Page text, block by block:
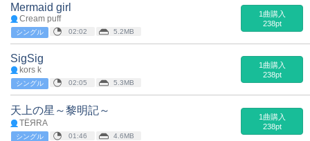
Mermaid girl
Cream puff
シングル 02:02 5.2MB
1曲購入
238pt
SigSig
kors k
シングル 02:05 5.3MB
1曲購入
238pt
天上の星～黎明記～
TЁЯRA
シングル 01:46 4.6MB
1曲購入
238pt